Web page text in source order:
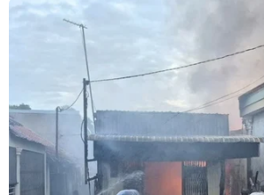
bệnh tại Victoria và Sydney.
chức địa phương vẫn khuyến
du khách tiếp tục tuân thủ việc
nhằm không để dịch bệnh lây
Tính đến nay, Lãnh thổ phía
31 ca mắc COVID-19, mức thấp
và cũng đã ghi nhận những